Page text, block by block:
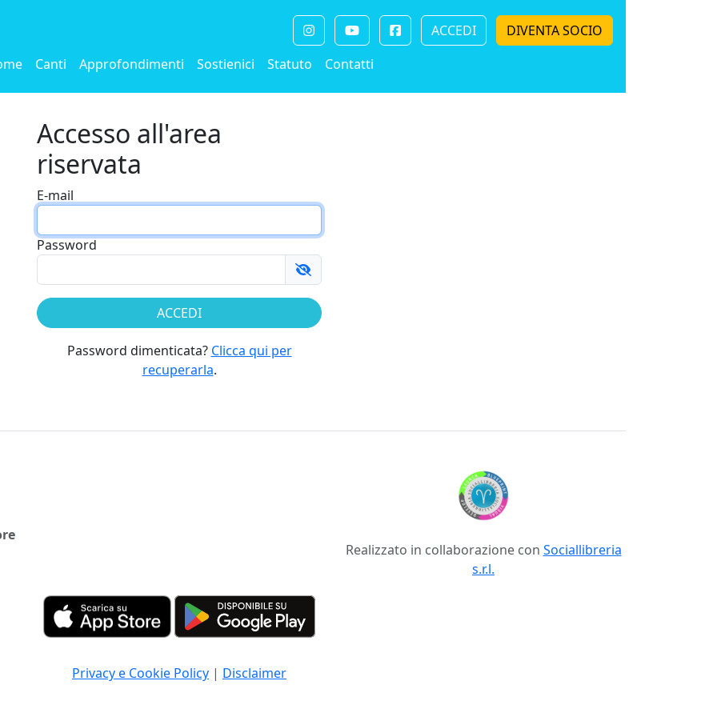
ACCEDI
DIVENTA SOCIO
Canti Approfondimenti Sostienici Statuto Contatti
Accesso all'area
riservata
E-mail
Password
Password dimenticata? Clicca qui per
recuperarla.
Realizzato in collaborazione con Sociallibreria
s.r.l.
Privacy e Cookie Policy | Disclaimer